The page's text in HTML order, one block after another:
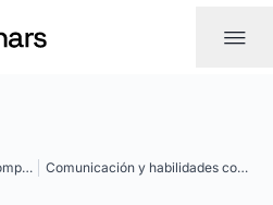
|||
Habilidades y competencias Comunicación y habilidades comunicativas